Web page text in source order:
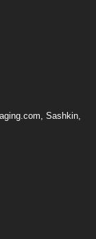
Sashkin,